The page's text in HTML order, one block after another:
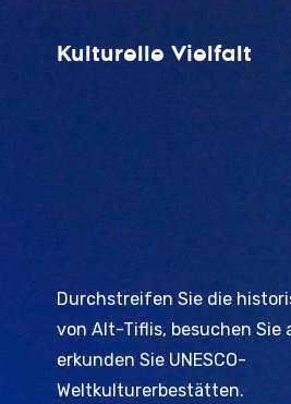
Kulturelle Vielfalt
Durchstreifen Sie die
von Alt-Tiflis, besuchen Sie
erkunden Sie UNESCO-
Weltkulturerbestätten.